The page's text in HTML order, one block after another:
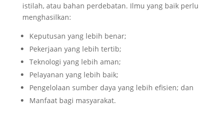
istilah, atau bahan perdebatan. Ilmu yang baik perlu
menghasilkan:
Keputusan yang lebih benar;
Pekerjaan yang lebih tertib;
Teknologi yang lebih aman;
Pelayanan yang lebih baik;
Pengelolaan sumber daya yang lebih efisien; dan
Manfaat bagi masyarakat.